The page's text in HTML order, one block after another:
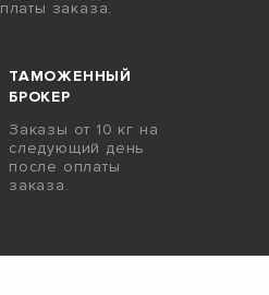
заказа.
ТАМОЖЕННЫЙ
БРОКЕР
Заказы от 10 кг на
следующий день
после оплаты
заказа.